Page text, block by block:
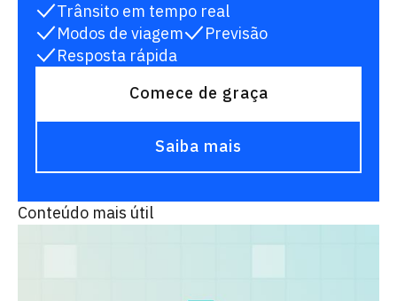
Trânsito em tempo real
Modos de viagem
Previsão
Resposta rápida
Comece de graça
Saiba mais
Conteúdo mais útil